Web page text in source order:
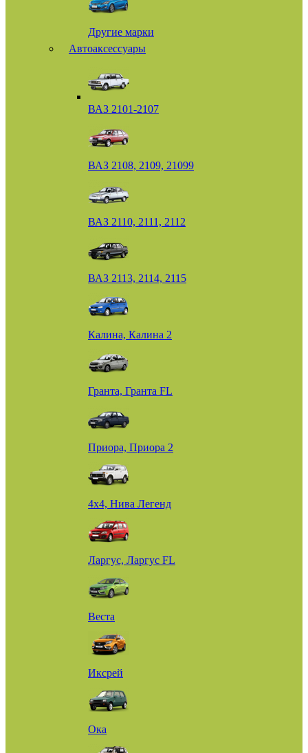
Другие марки
Автоаксессуары
ВАЗ 2101-2107
ВАЗ 2108, 2109, 21099
ВАЗ 2110, 2111, 2112
ВАЗ 2113, 2114, 2115
Калина, Калина 2
Гранта, Гранта FL
Приора, Приора 2
4х4, Нива Легенд
Ларгус, Ларгус FL
Веста
Иксрей
Ока